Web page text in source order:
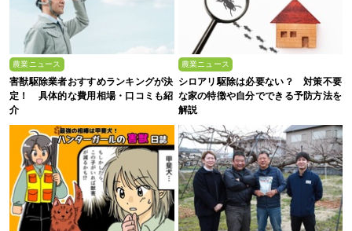
農業ニュース
害獣駆除業者おすすめランキングが決
定！ 具体的な費用相場・口コミも紹
介
農業ニュース
シロアリ駆除は必要ない？ 対策不要
な家の特徴や自分でできる予防方法を
解説